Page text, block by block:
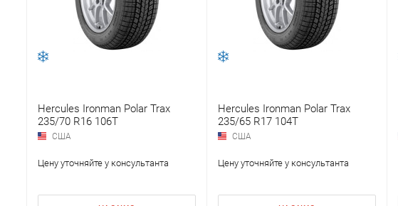
Hercules Ironman Polar Trax
235/70 R16 106T
США
Цену уточняйте у консультанта
Hercules Ironman Polar Trax
235/65 R17 104T
США
Цену уточняйте у консультанта